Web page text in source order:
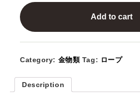
品
7
quantity
Add to cart
Category: 金物類 Tag: ロープ
Description